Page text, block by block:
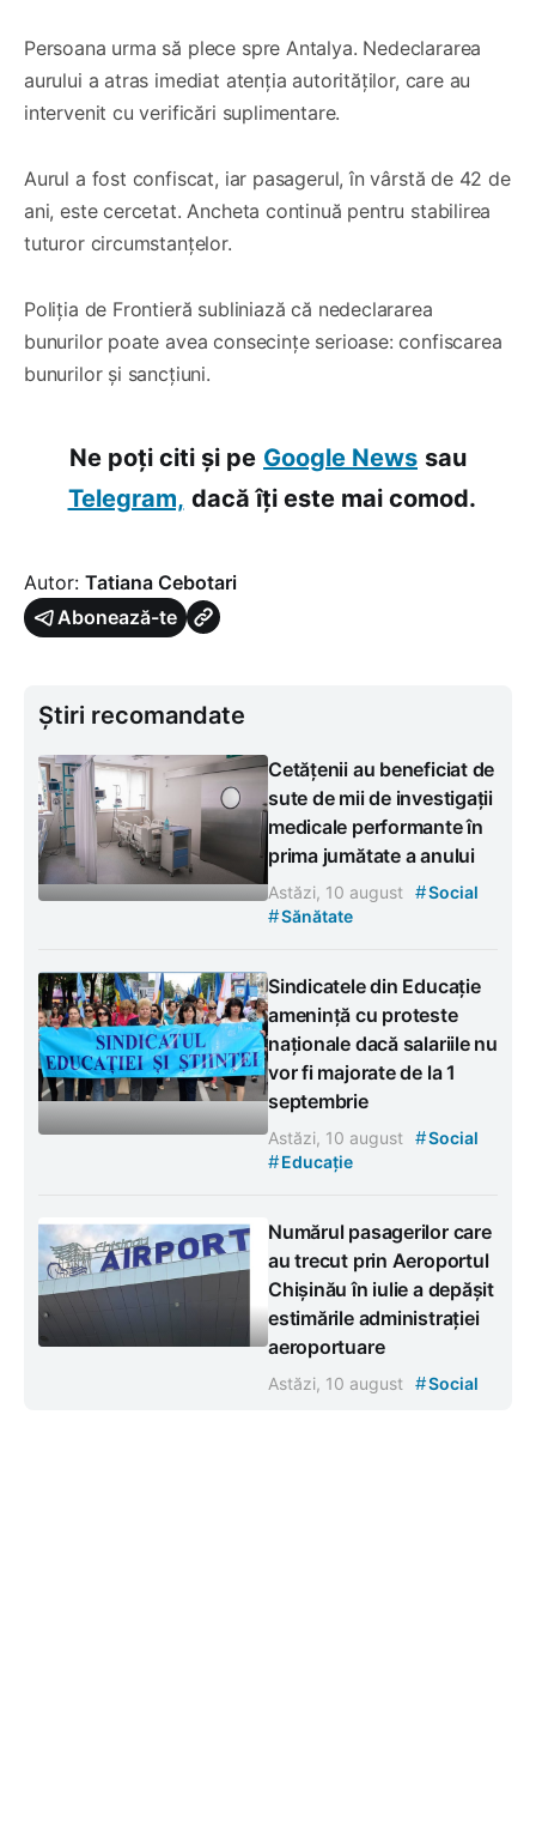
Persoana urma să plece spre Antalya. Nedeclararea
aurului a atras imediat atenția autorităților, care au
intervenit cu verificări suplimentare.
Aurul a fost confiscat, iar pasagerul, în vârstă de 42 de
ani, este cercetat. Ancheta continuă pentru stabilirea
tuturor circumstanțelor.
Poliția de Frontieră subliniază că nedeclararea
bunurilor poate avea consecințe serioase: confiscarea
bunurilor și sancțiuni.
Ne poți citi și pe Google News sau
Telegram, dacă îți este mai comod.
Autor: Tatiana Cebotari
Abonează-te
Știri recomandate
Cetățenii au beneficiat de
sute de mii de investigații
medicale performante în
prima jumătate a anului
Astăzi, 10 august #Social
#Sănătate
Sindicatele din Educație
amenință cu proteste
naționale dacă salariile nu
vor fi majorate de la 1
septembrie
Astăzi, 10 august #Social
#Educație
Numărul pasagerilor care
au trecut prin Aeroportul
Chișinău în iulie a depășit
estimările administrației
aeroportuare
Astăzi, 10 august #Social